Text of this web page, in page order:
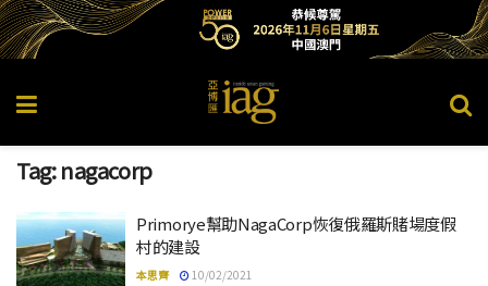
Tag:nagacorp
Primorye幫助NagaCorp恢復俄羅斯賭場度假
村的建設
本思齊 10/02/2021